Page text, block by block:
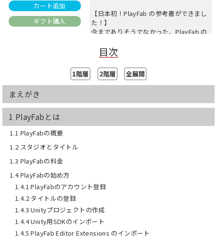
カート追加
ギフト購入
【日本初！PlayFab の参考書ができまし
た！】
今までありそうでなかった、PlayFab の
本書の目的は、PlayFab を触ったことが
ない人が、ログインやデータの操作、ス
トア機能の実装までをひと通りできるよ
うになることです。
入門者向けに、わかりやすさに重点を置
られると思います。
勉強を進めていきましたが、公式ドキュ
く、勉強に苦戦していました。
また、PlayFab は比較的新しいサービス
のため、情報をまとめている人が少な
く、不明な点を検索しても解決できない
目次
1階層 2階層 全展開
まえがき
1 PlayFabとは
1.1 PlayFabの概要
1.2 スタジオとタイトル
1.3 PlayFabの料金
1.4 PlayFabの始め方
1.4.1 PlayFabのアカウント登録
1.4.2 タイトルの登録
1.4.3 Unityプロジェクトの作成
1.4.4 Unity用SDKのインポート
1.4.5 PlayFab Editor Extensions のインポート